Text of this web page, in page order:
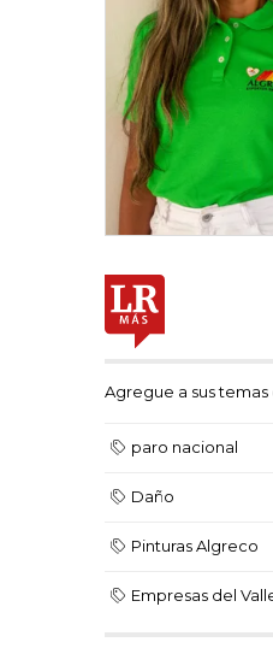
Agregue a sus
paro nacional
Daño
Pinturas Algreco
Empresas del